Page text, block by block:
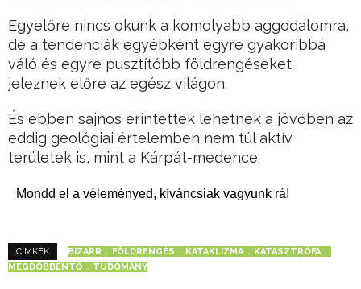
Egyelőre nincs okunk a komolyabb aggodalomra,
de a tendenciák egyébként egyre gyakoribbá
váló és egyre pusztítóbb földrengéseket
jeleznek előre az egész világon.
És ebben sajnos érintettek lehetnek a jövőben az
eddig geológiai értelemben nem túl aktív
területek is, mint a Kárpát-medence.
Mondd el a véleményed, kíváncsiak vagyunk rá!
CÍMKÉK BIZARR FÖLDRENGÉS KATAKLIZMA
KATASZTRÓFA
MEGDÖBBENTŐ
TUDOMÁNY